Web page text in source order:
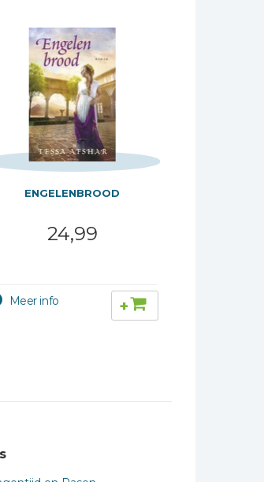
ENGELENBROOD
24,99
+